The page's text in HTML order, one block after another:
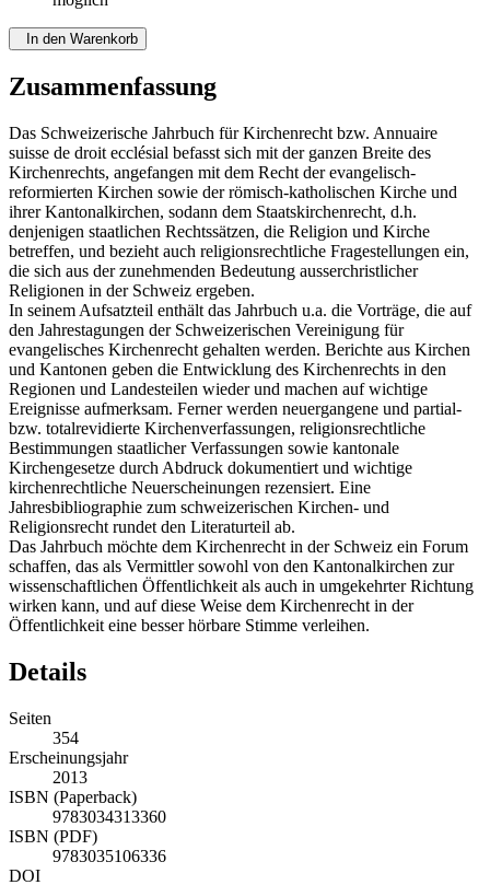
suisse de droit ecclésial befasst sich mit der ganzen Breite des
Kirchenrechts, angefangen mit dem Recht der evangelisch-
reformierten Kirchen sowie der römisch-katholischen Kirche und
ihrer Kantonalkirchen, sodann dem Staatskirchenrecht, d.h.
denjenigen staatlichen Rechtssätzen, die Religion und Kirche
betreffen, und bezieht auch religionsrechtliche Fragestellungen ein,
die sich aus der zunehmenden Bedeutung ausserchristlicher
Religionen in der Schweiz ergeben.
In seinem Aufsatzteil enthält das Jahrbuch u.a. die Vorträge, die auf
den Jahrestagungen der Schweizerischen Vereinigung für
evangelisches Kirchenrecht gehalten werden. Berichte aus Kirchen
und Kantonen geben die Entwicklung des Kirchenrechts in den
Regionen und Landesteilen wieder und machen auf wichtige
Ereignisse aufmerksam. Ferner werden neuergangene und partial-
bzw. totalrevidierte Kirchenverfassungen, religionsrechtliche
Bestimmungen staatlicher Verfassungen sowie kantonale
Kirchengesetze durch Abdruck dokumentiert und wichtige
kirchenrechtliche Neuerscheinungen rezensiert. Eine
Jahresbibliographie zum schweizerischen Kirchen- und
Religionsrecht rundet den Literaturteil ab.
Das Jahrbuch möchte dem Kirchenrecht in der Schweiz ein Forum
schaffen, das als Vermittler sowohl von den Kantonalkirchen zur
wissenschaftlichen Öffentlichkeit als auch in umgekehrter Richtung
wirken kann, und auf diese Weise dem Kirchenrecht in der
Öffentlichkeit eine besser hörbare Stimme verleihen.
Erscheinungsjahr
2013
ISBN (Paperback)
9783034313360
ISBN (PDF)
9783035106336